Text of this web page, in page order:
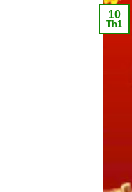
10
Th1